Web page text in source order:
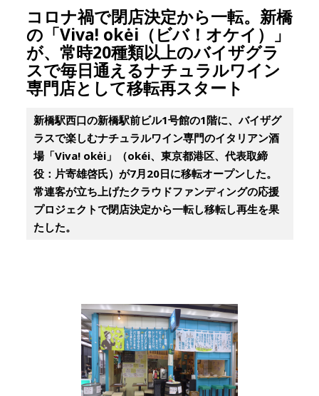
コロナ禍で閉店決定から一転。新橋
の「Viva! okėi（ビバ！オケイ）」
が、常時20種類以上のバイザグラ
スで毎日通えるナチュラルワイン
専門店として移転再スタート
新橋駅西口の新橋駅前ビル1号館の1階に、バイザグ
ラスで楽しむナチュラルワイン専門のイタリアン酒
場「Viva! okėi」（okéi、東京都港区、代表取締
役：片寄雄啓氏）が7月20日に移転オープンした。
常連客が立ち上げたクラウドファンディングの応援
プロジェクトで閉店決定から一転し移転し再生を果
たした。